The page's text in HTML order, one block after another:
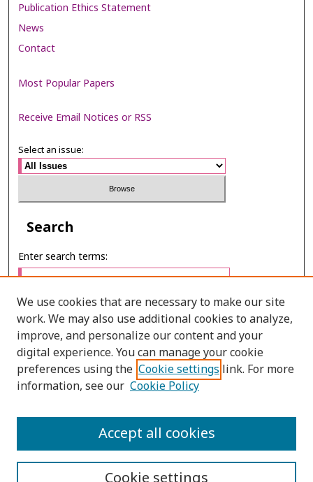
Publication Ethics Statement
News
Contact
Most Popular Papers
Receive Email Notices or RSS
Select an issue:
Search
Enter search terms:
Select context to search:
Advanced Search
PRINT ISSN: 2985-1297
We use cookies that are necessary to make our site
work. We may also use additional cookies to analyze,
improve, and personalize our content and your
digital experience. You can manage your cookie
preferences using the Cookie settings link. For more
information, see our Cookie Policy
Accept all cookies